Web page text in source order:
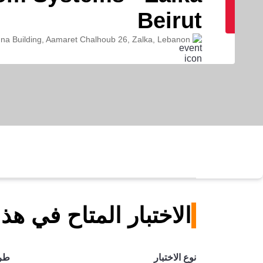
Beirut
Building, Aamaret Chalhoub 26, Zalka, Lebanon
الاختبار المتاح في
نوع الاختبار